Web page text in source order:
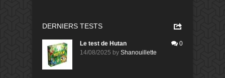
DERNIERS TESTS
Le test de Hutan
14/08/2025 by Shanouillette
0